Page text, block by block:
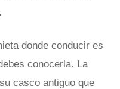
donde conducir es
conocerla. La
casco antiguo que